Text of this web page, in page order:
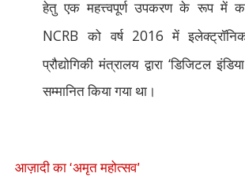
हेतु एक महत्त्वपूर्ण उपकरण के रूप में
NCRBको वर्ष 2016 में
प्रौद्योगिकी मंत्रालय द्वारा ‘डिजिटल
सम्मानित किया गया था।
आज़ादी का ‘अमृत महोत्सव’